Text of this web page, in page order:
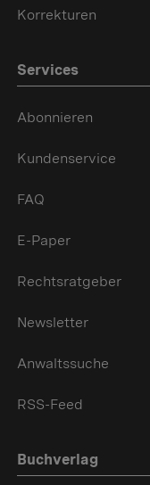
Korrekturen
Services
Abonnieren
Kundenservice
FAQ
E-Paper
Rechtsratgeber
Newsletter
Anwaltssuche
RSS-Feed
Buchverlag